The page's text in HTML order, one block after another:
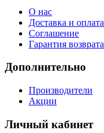
О нас
Доставка и оплата
Соглашение
Гарантия возврата
Дополнительно
Производители
Акции
Личный кабинет